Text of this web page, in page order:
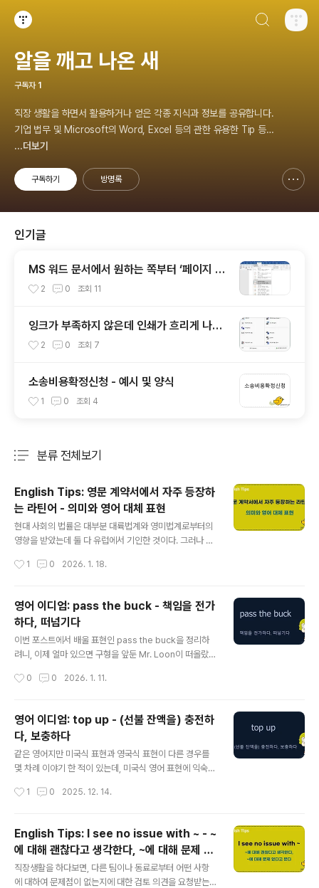
알을 깨고 나온 새
구독자 1
직장 생활을 하면서 활용하거나 얻은 각종 지식과 정보를 공유합니다.
기업 법무 및 Microsoft의 Word, Excel 등의 관한 유용한 Tip 등을
제공합니다. 영어 이디엄을 대화 예문과 함께 다루며, 비즈니스 영어
erials for foreigners interested in Korean and introduces pr
...더보기
구독하기 방명록
인기글
MS 워드 문서에서 원하는 쪽부터 ‘페이지 번
호’ 넣기
2 0 조회 11
잉크가 부족하지 않은데 인쇄가 흐리게 나올
때 조치_Epson L3150 위주
2 0 조회 7
소송비용확정신청 - 예시 및 양식
1 0 조회 4
분류 전체보기
English Tips: 영문 계약서에서 자주 등장하
는 라틴어 - 의미와 영어 대체 표현
현대 사회의 법률은 대부분 대륙법계와 영미법계로부터의
영향을 받았는데 둘 다 유럽에서 기인한 것이다. 그러나 보
도 종종 볼 수 있다. 이번에는 영문 계약서에서 자주 등장하
게 표현하는 지에 대해서 간단하게 정리해 보려고 한다. 라
틴어의미영어 대체 표현Ab initio처음부터, 소급하여Fro
m the outsetAd hoc특정한 목적을 위한, 임시의For th
is purpose / TemporaryBona fide선의의, 진실된In
good faith / SincereCaveat emptor매수자 위험 부
ontra proferen..
1 0 2026. 1. 18.
영어 이디엄: pass the buck - 책임을 전가
하다, 떠넘기다
이번 포스트에서 배울 표현인 pass the buck을 정리하
려니, 이제 얼마 있으면 구형을 앞둔 Mr. Loon이 떠올랐
이든으로부터 'The buck stops here. (책임은 여기에
때문이다.능력도 없지만, 염치도 없어서 모든 책임을 부하
들에게 떠넘기기에 급급한 그를 보고 있으면 pass the b
uck이란 글귀가 해당 명패에 대신 써져 있었어야 할 것 같
은데 말이다. Pass the buck은 자신의 잘못이나 책임을
는 숙어다. 이 표현은 그 유래를 알면 의미를 이해하는..
0 0 2026. 1. 11.
영어 이디엄: top up - (선불 잔액을) 충전하
다, 보충하다
같은 영어지만 미국식 표현과 영국식 표현이 다른 경우를
몇 차례 이야기 한 적이 있는데, 미국식 영어 표현에 익숙한
로 캐치해 내지 못할 경우가 있다. take out vs take aw
도 주로 영국식 영어에서 "(선불제의 잔액을) 충전하다"라
는 의미로 자주 쓰이는 표현이다. 우리나라에서는 충전이
라고 하면 recharge를 많이 사용하지만, 태국 같은 영국
식 영어에 영향을 받은 나라에서는 top up을 주로 사용한
1 0 2025. 12. 14.
English Tips: I see no issue with ~ - ~
에 대해 괜찮다고 생각한다, ~에 대해 문제 없
다고 본다
직장생활을 하다보면, 다른 팀이나 동료로부터 어떤 사항
에 대하여 문제점이 없는지에 대한 검토 의견을 요청받는